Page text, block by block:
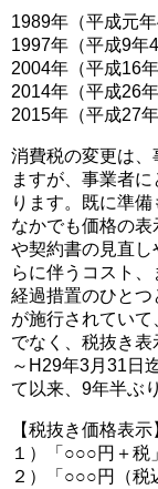
1989年（平成元
1997年（平成9年
2004年（平成16
2014年（平成26
2015年（平成27
消費税の変更は、
ますが、事業者
ります。既に準備
なかでも価格の
や契約書の見直
らに伴うコスト、
経過措置のひとつ
が施行されてい
でなく、税抜き
～H29年3月31日
て以来、9年半ぶ
【税抜き価格表
１）「○○○円＋税
２）「○○○円（税